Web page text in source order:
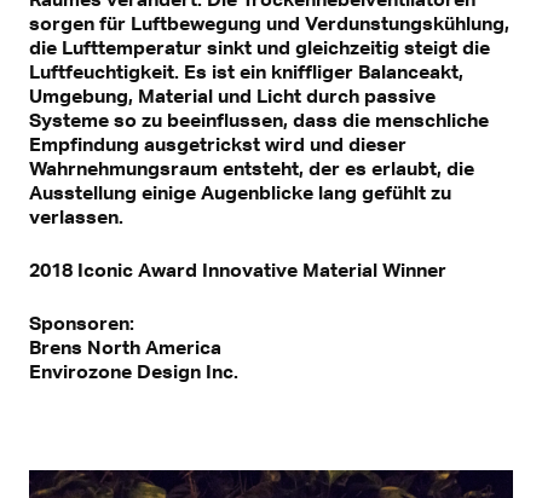
sorgen für Luftbewegung und Verdunstungskühlung,
die Lufttemperatur sinkt und gleichzeitig steigt die
Luftfeuchtigkeit. Es ist ein kniffliger Balanceakt,
Umgebung, Material und Licht durch passive
Systeme so zu beeinflussen, dass die menschliche
Empfindung ausgetrickst wird und dieser
Wahrnehmungsraum entsteht, der es erlaubt, die
Ausstellung einige Augenblicke lang gefühlt zu
verlassen.
2018 Iconic Award Innovative Material Winner
Sponsoren:
Brens North America
Envirozone Design Inc.